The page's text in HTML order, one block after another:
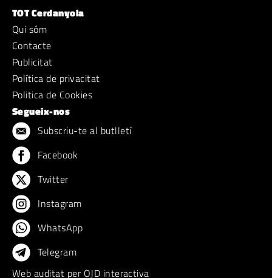
TOT Cerdanyola
Qui sóm
Contacte
Publicitat
Política de privacitat
Politica de Cookies
Segueix-nos
Subscriu-te al butlletí
Facebook
Twitter
Instagram
WhatsApp
Telegram
Web auditat per OJD interactiva